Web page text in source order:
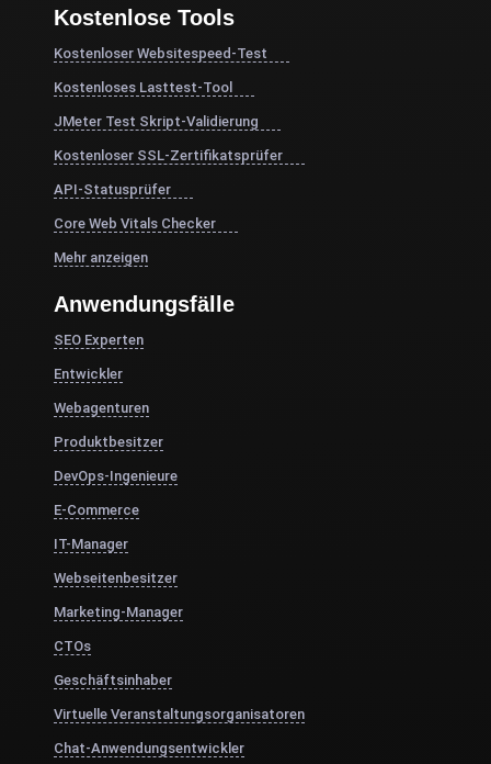
Kostenlose Tools
Kostenloser Websitespeed-Test
Kostenloses Lasttest-Tool
JMeter Test Skript-Validierung
Kostenloser SSL-Zertifikatsprüfer
API-Statusprüfer
Core Web Vitals Checker
Mehr anzeigen
Anwendungsfälle
SEO Experten
Entwickler
Webagenturen
Produktbesitzer
DevOps-Ingenieure
E-Commerce
IT-Manager
Webseitenbesitzer
Marketing-Manager
CTOs
Geschäftsinhaber
Virtuelle Veranstaltungsorganisatoren
Chat-Anwendungsentwickler